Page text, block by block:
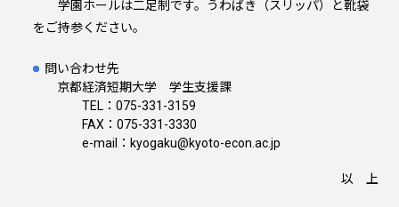
学園ホールは二足制です。うわばき（スリッパ）と靴袋
をご持参ください。
問い合わせ先
京都経済短期大学 学生支援課
TEL：075-331-3159
FAX：075-331-3330
e-mail：kyogaku@kyoto-econ.ac.jp
以 上